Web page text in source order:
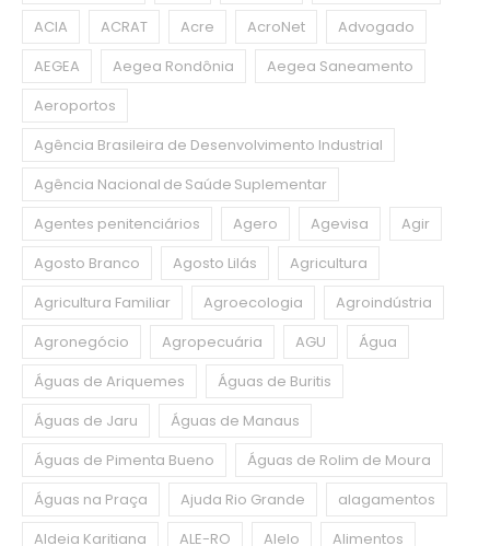
ACIA
ACRAT Acre AcroNet
Advogado
AEGEA
Aegea Rondônia
Aegea Saneamento
Aeroportos
Agência Brasileira de Desenvolvimento Industrial
Agência Nacional de Saúde Suplementar
Agentes penitenciários
Agero Agevisa
Agir
Agosto Branco
Agosto Lilás
Agricultura
Agricultura Familiar
Agroecologia
Agroindústria
Agronegócio
Agropecuária AGU
Água
Águas de Ariquemes
Águas de Buritis
Águas de Jaru
Águas de Manaus
Águas de Pimenta Bueno
Águas de Rolim de Moura
Águas na Praça
Ajuda Rio Grande
alagamentos
Aldeia Karitiana
ALE-RO Alelo Alimentos